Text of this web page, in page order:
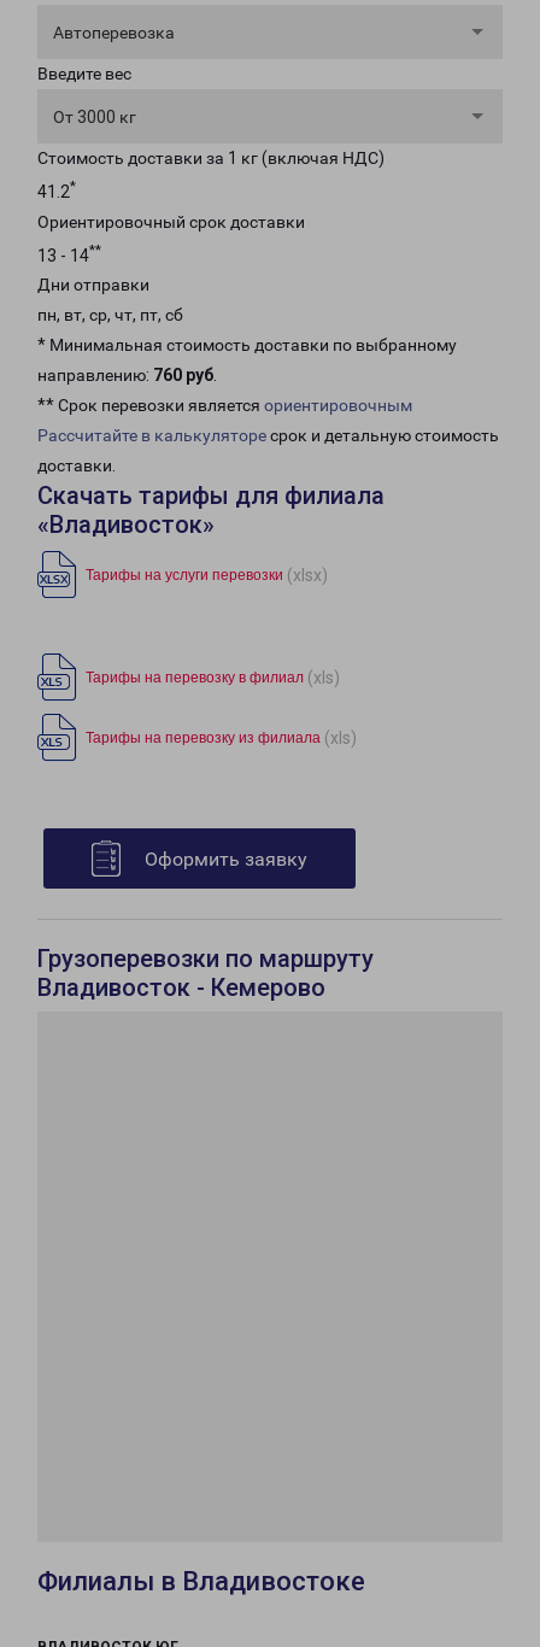
Автоперевозка
Введите вес
От 3000 кг
Стоимость доставки за 1 кг (включая НДС)
41.2*
Ориентировочный срок доставки
13 - 14**
Дни отправки
пн, вт, ср, чт, пт, сб
* Минимальная стоимость доставки по выбранному
направлению: 760 руб.
** Срок перевозки является ориентировочным
Рассчитайте в калькуляторесрок и детальную стоимость
доставки.
Скачать тарифы для филиала
«Владивосток»
Тарифы на услуги перевозки (xlsx)
Тарифы на перевозку в филиал (xls)
Тарифы на перевозку из филиала (xls)
Оформить заявку
Грузоперевозки по маршруту
Владивосток - Кемерово
Филиалы в Владивостоке